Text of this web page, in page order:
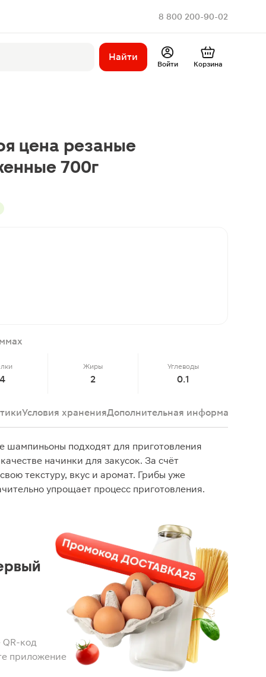
8 800 200-90-02
Найти
Войти Корзина
цена резаные
700г
Жиры
2
Углеводы
0.1
Условия храненияДополнительная информация
шампиньоны подходят для приготовления
начинки для закусок. За счёт
текстуру, вкус и аромат. Грибы уже
упрощает процесс приготовления.
код
приложение